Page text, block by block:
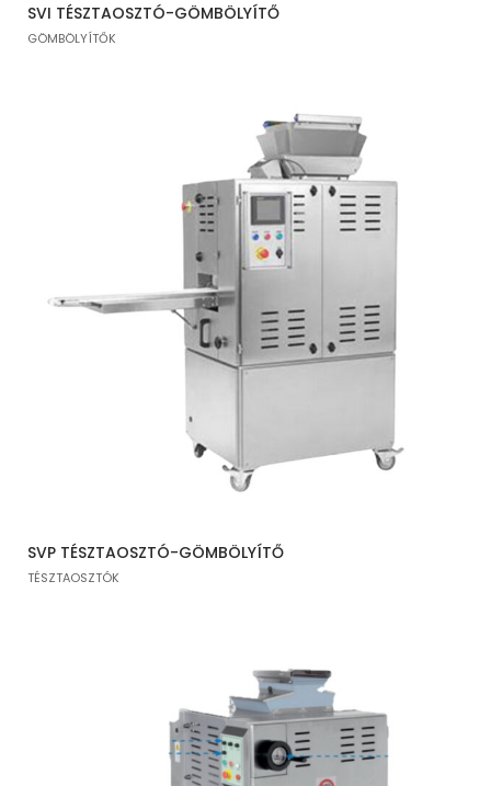
SVI TÉSZTAOSZTÓ-GÖMBÖLYÍTŐ
GÖMBÖLYÍTŐK
SVP TÉSZTAOSZTÓ-GÖMBÖLYÍTŐ
TÉSZTAOSZTÓK